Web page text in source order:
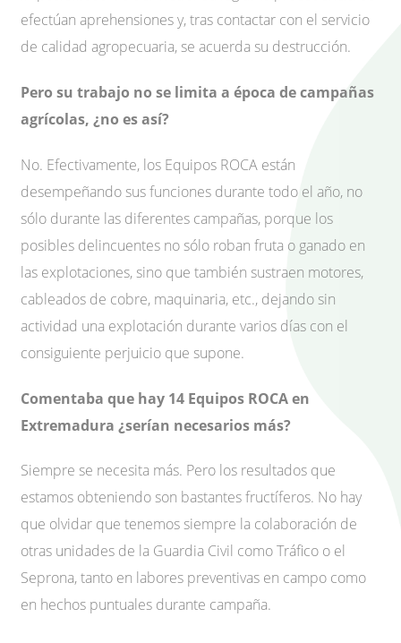
efectúan aprehensiones y, tras contactar con el servicio
de calidad agropecuaria, se acuerda su destrucción.
Pero su trabajo no se limita a época de campañas
agrícolas, ¿no es así?
No. Efectivamente, los Equipos ROCA están
desempeñando sus funciones durante todo el año, no
sólo durante las diferentes campañas, porque los
posibles delincuentes no sólo roban fruta o ganado en
las explotaciones, sino que también sustraen motores,
cableados de cobre, maquinaria, etc., dejando sin
actividad una explotación durante varios días con el
consiguiente perjuicio que supone.
Comentaba que hay 14 Equipos ROCA en
Extremadura ¿serían necesarios más?
Siempre se necesita más. Pero los resultados que
estamos obteniendo son bastantes fructíferos. No hay
que olvidar que tenemos siempre la colaboración de
otras unidades de la Guardia Civil como Tráfico o el
Seprona, tanto en labores preventivas en campo como
en hechos puntuales durante campaña.